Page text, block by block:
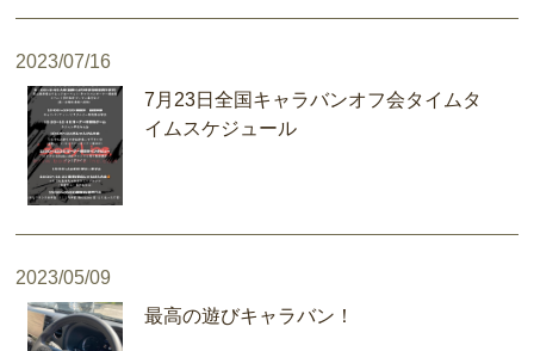
2023/07/16
7月23日全国キャラバンオフ会タイムタ
イムスケジュール
2023/05/09
最高の遊びキャラバン！